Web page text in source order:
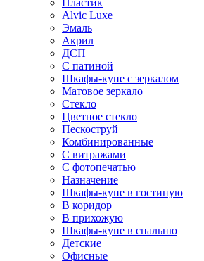
Пластик
Alvic Luxe
Эмаль
Акрил
ДСП
С патиной
Шкафы-купе с зеркалом
Матовое зеркало
Стекло
Цветное стекло
Пескоструй
Комбинированные
С витражами
С фотопечатью
Назначение
Шкафы-купе в гостиную
В коридор
В прихожую
Шкафы-купе в спальню
Детские
Офисные